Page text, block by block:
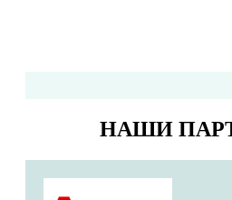
НАШИ